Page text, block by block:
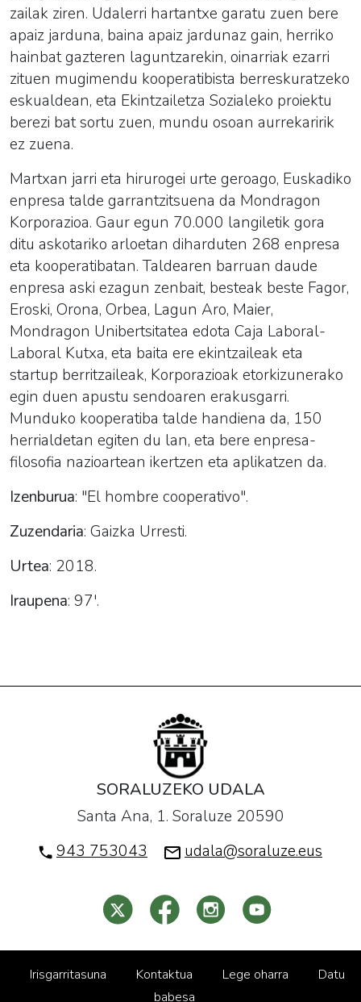
zailak ziren. Udalerri hartantxe garatu zuen bere
apaiz jarduna, baina apaiz jardunaz gain, herriko
hainbat gazteren laguntzarekin, oinarriak ezarri
zituen mugimendu kooperatibista berreskuratzeko
eskualdean, eta Ekintzailetza Sozialeko proiektu
berezi bat sortu zuen, mundu osoan aurrekaririk
ez zuena.
Martxan jarri eta hirurogei urte geroago, Euskadiko
enpresa talde garrantzitsuena da Mondragon
Korporazioa. Gaur egun 70.000 langiletik gora
ditu askotariko arloetan diharduten 268 enpresa
eta kooperatibatan. Taldearen barruan daude
enpresa aski ezagun zenbait, besteak beste Fagor,
Eroski, Orona, Orbea, Lagun Aro, Maier,
Mondragon Unibertsitatea edota Caja Laboral-
Laboral Kutxa, eta baita ere ekintzaileak eta
startup berritzaileak, Korporazioak etorkizunerako
egin duen apustu sendoaren erakusgarri.
Munduko kooperatiba talde handiena da, 150
herrialdetan egiten du lan, eta bere enpresa-
filosofia nazioartean ikertzen eta aplikatzen da.
Izenburua: "El hombre cooperativo".
Zuzendaria: Gaizka Urresti.
Urtea: 2018.
Iraupena: 97'.
SORALUZEKO UDALA
Santa Ana, 1. Soraluze 20590
943 753043
udala@soraluze.eus
Irisgarritasuna Kontaktua Lege oharra
Datu
babesa